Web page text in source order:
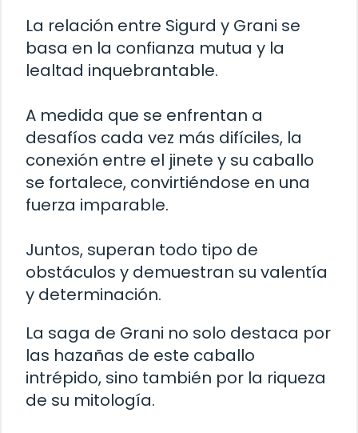
La relación entre Sigurd y Grani se
basa en la confianza mutua y la
lealtad inquebrantable.
A medida que se enfrentan a
desafíos cada vez más difíciles, la
conexión entre el jinete y su caballo
se fortalece, convirtiéndose en una
fuerza imparable.
Juntos, superan todo tipo de
obstáculos y demuestran su valentía
y determinación.
La saga de Grani no solo destaca por
las hazañas de este caballo
intrépido, sino también por la riqueza
de su mitología.